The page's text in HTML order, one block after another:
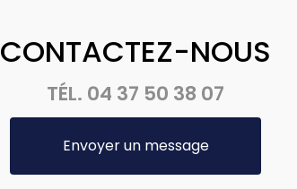
CONTACTEZ-NOUS
TÉL. 04 37 50 38 07
Envoyer un message